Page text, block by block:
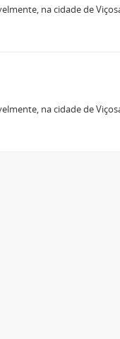
na cidade de
na cidade de